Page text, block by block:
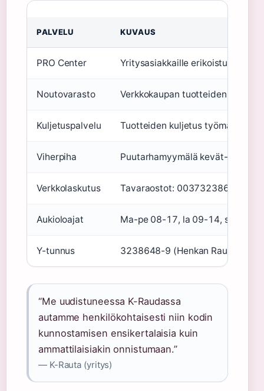
PALVELU KUVAUS
PRO Center Yritysasiakkaille erikoistunut tila,
Noutovarasto Verkkokaupan tuotteiden nouto
Kuljetuspalvelu Tuotteiden kuljetus työmaalle
Viherpiha Puutarhamyymälä kevät- ja
Verkkolaskutus Tavaraostot:
Aukioloajat Ma-pe 08-17, la 09-14, su
Y-tunnus 3238648-9 (Henkan Rauta Oy)
“Me uudistuneessa K-Raudassa
autamme henkilökohtaisesti niin kodin
kunnostamisen ensikertalaisia kuin
ammattilaisiakin onnistumaan.”
— K-Rauta (yritys)